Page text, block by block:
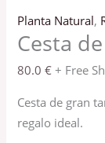
Planta Natural,
Cesta
80.0€ + Free
Cesta de gran
regalo ideal.